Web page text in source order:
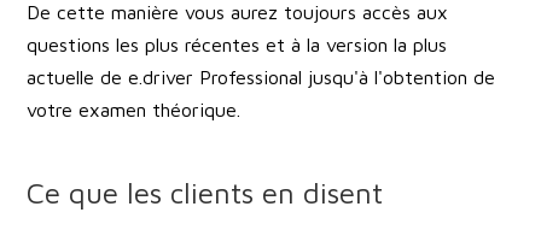
De cette manière vous aurez toujours accès aux
questions les plus récentes et à la version la plus
actuelle de e.driver Professional jusqu'à l'obtention de
votre examen théorique.
Ce que les clients en disent